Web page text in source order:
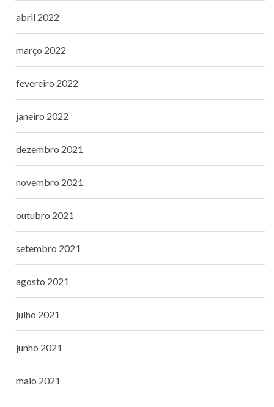
abril 2022
março 2022
fevereiro 2022
janeiro 2022
dezembro 2021
novembro 2021
outubro 2021
setembro 2021
agosto 2021
julho 2021
junho 2021
maio 2021